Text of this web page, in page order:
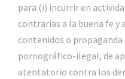
para (i) incurrir en
contrarias a la buena fe
contenidos o
pornográfico-ilegal, de
atentatorio contra los